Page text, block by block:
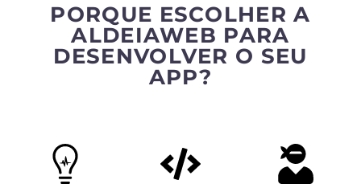
PORQUE ESCOLHER A
ALDEIAWEB PARA
DESENVOLVER O SEU
APP?